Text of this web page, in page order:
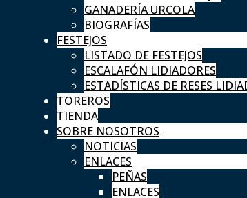
GANADERÍA URCOLA
BIOGRAFÍAS
FESTEJOS
LISTADO DE FESTEJOS
ESCALAFÓN LIDIADORES
ESTADÍSTICAS DE RESES
TOREROS
TIENDA
SOBRE NOSOTROS
NOTICIAS
ENLACES
PEÑAS
ENLACES